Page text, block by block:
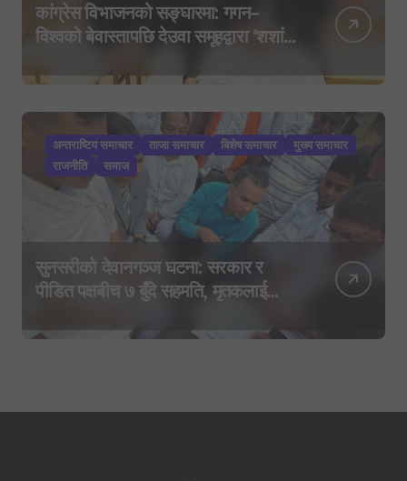
कांग्रेस विभाजनको सङ्घारमा: गगन–
विश्वको बेवास्तापछि देउवा समूहद्वारा ‘शशांक
यात्राको घोषणा तयारी!
अन्तराष्टिय समाचार ताजा समाचार बिशेष समाचार
मुख्य समाचार
राजनीति
समाज
सुनसरीको देवानगञ्ज घटना: सरकार र
पीडित पक्षबीच ७ बुँदे सहमति, मृतकलाई